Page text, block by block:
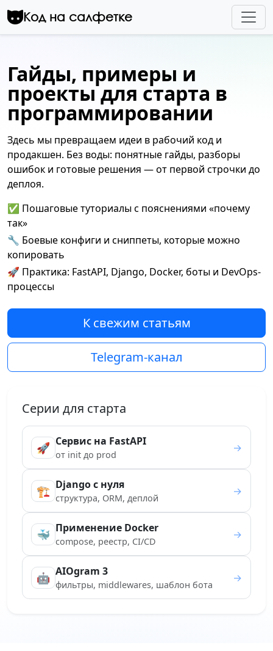
Перейти к контенту
Код на салфетке
Гайды, примеры и
проекты для старта в
программировании
Здесь мы превращаем идеи в рабочий код и
продакшен. Без воды: понятные гайды, разборы
ошибок и готовые решения — от первой строчки до
деплоя.
✅ Пошаговые туториалы с пояснениями «почему
так»
🔧 Боевые конфиги и сниппеты, которые можно
копировать
🚀 Практика: FastAPI, Django, Docker, боты и DevOps-
процессы
К свежим статьям
Telegram-канал
Серии для старта
🚀 Сервис на FastAPI
от init до prod
→
🏗️ Django с нуля
структура, ORM, деплой
→
🐳 Применение Docker
compose, реестр, CI/CD
→
🤖 AIOgram 3
фильтры, middlewares, шаблон бота
→